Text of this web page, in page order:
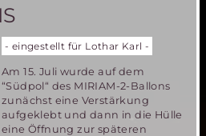
- eingestellt für Lothar Karl -
Am 15. Juli wurde auf dem
“Südpol“ des MIRIAM-2-Ballons
zunächst eine Verstärkung
aufgeklebt und dann in die Hülle
eine Öffnung zur späteren